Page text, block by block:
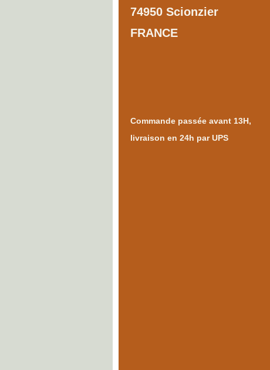
74950 Scionzier
FRANCE
Commande passée avant 13H,
livraison en 24h par UPS